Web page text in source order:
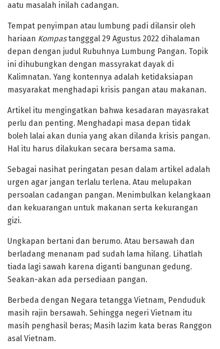
aatu masalah inilah cadangan.
Tempat penyimpan atau lumbung padi dilansir oleh
hariaan Kompastangggal 29 Agustus 2022 dihalaman
depan dengan judul Rubuhnya Lumbung Pangan. Topik
ini dihubungkan dengan massyrakat dayak di
Kalimnatan. Yang kontennya adalah ketidaksiapan
masyarakat menghadapi krisis pangan atau makanan.
Artikel itu mengingatkan bahwa kesadaran mayasrakat
perlu dan penting. Menghadapi masa depan tidak
boleh lalai akan dunia yang akan dilanda krisis pangan.
Hal itu harus dilakukan secara bersama sama.
Sebagai nasihat peringatan pesan dalam artikel adalah
urgen agar jangan terlalu terlena. Atau melupakan
persoalan cadangan pangan. Menimbulkan kelangkaan
dan kekuarangan untuk makanan serta kekurangan
gizi.
Ungkapan bertani dan berumo. Atau bersawah dan
berladang menanam pad sudah lama hilang. Lihatlah
tiada lagi sawah karena diganti bangunan gedung.
Seakan-akan ada persediaan pangan.
Berbeda dengan Negara tetangga Vietnam, Penduduk
masih rajin bersawah. Sehingga negeri Vietnam itu
masih penghasil beras; Masih lazim kata beras Ranggon
asal Vietnam.